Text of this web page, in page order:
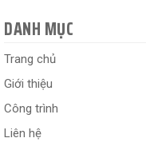
DANH MỤC
Trang chủ
Giới thiệu
Công trình
Liên hệ